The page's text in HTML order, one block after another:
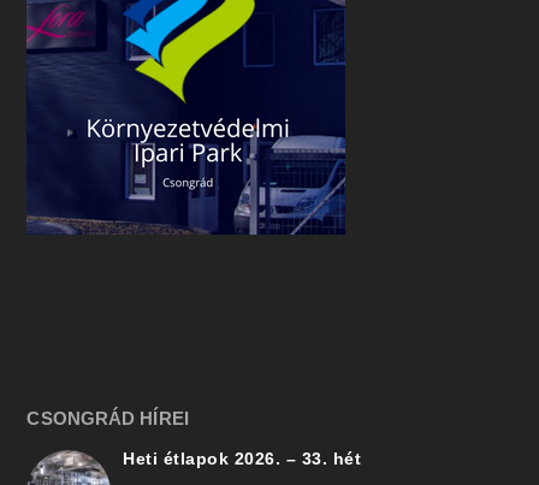
CSONGRÁD HÍREI
Heti étlapok 2026. – 33. hét